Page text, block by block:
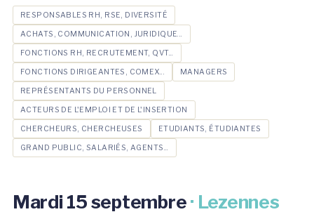
RESPONSABLES RH, RSE, DIVERSITÉ
ACHATS, COMMUNICATION, JURIDIQUE...
FONCTIONS RH, RECRUTEMENT, QVT...
FONCTIONS DIRIGEANTES, COMEX... MANAGERS
REPRÉSENTANTS DU PERSONNEL
ACTEURS DE L'EMPLOI ET DE L'INSERTION
CHERCHEURS, CHERCHEUSES ETUDIANTS, ÉTUDIANTES
GRAND PUBLIC, SALARIÉS, AGENTS...
Mardi 15 septembre· Lezennes